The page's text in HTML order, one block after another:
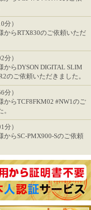
分）
からRTX830のご依頼いただ
分）
からDYSON DIGITAL SLIM
のご依頼いただきました。
分）
からTCF8FKM02 #NW1のご
分）
からSC-PMX900-Sのご依頼